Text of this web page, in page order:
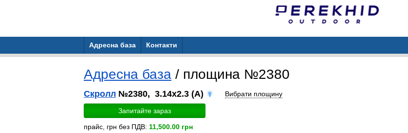
Адресна база Контакти
Адресна база / площина №2380
Скролл №2380, 3.14x2.3 (A) Вибрати площину
Запитайте зараз
прайс, грн без ПДВ: 11,500.00 грн